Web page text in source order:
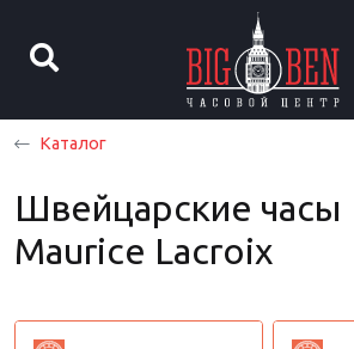
Каталог
Швейцарские часы
Maurice Lacroix